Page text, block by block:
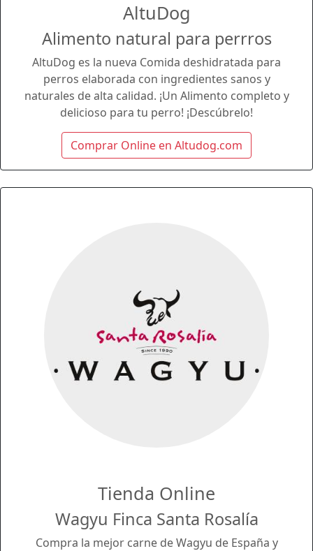
AltuDog
Alimento natural para perrros
AltuDog es la nueva Comida deshidratada para
perros elaborada con ingredientes sanos y
naturales de alta calidad. ¡Un Alimento completo y
delicioso para tu perro! ¡Descúbrelo!
Comprar Online en Altudog.com
Tienda Online
Wagyu Finca Santa Rosalía
Compra la mejor carne de Wagyu de España y